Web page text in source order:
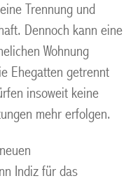
Trennung und
Dennoch kann eine
Wohnung
Ehegatten getrennt
insoweit keine
mehr erfolgen.
Indiz für das